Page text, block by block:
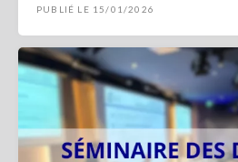
PUBLIÉ LE 15/01/2026